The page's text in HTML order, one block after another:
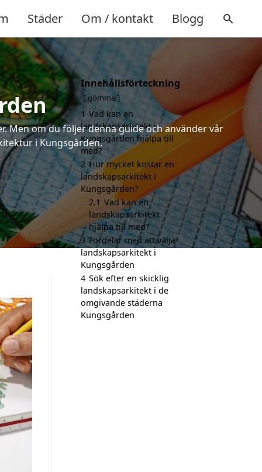
Städer Om / kontakt Blogg
Men om du följer denna guide och använder vår
i Kungsgården.
Innehållsförteckning
gömma
1 Vad kan en
landskapsarkitekt i
Kungsgården hjälpa till
med?
2 Hur mycket kostar en
landskapsarkitekt i
Kungsgården?
2.1 Vad kan en
landskapsarkitekt
hjälpa till med?
3 Fördelar med att välja
landskapsarkitekt i
Kungsgården
4 Sök efter en skicklig
landskapsarkitekt i de
omgivande städerna
Kungsgården